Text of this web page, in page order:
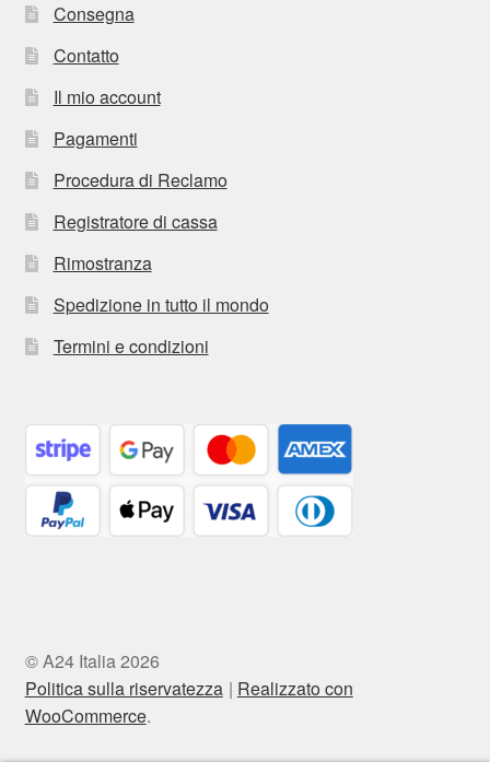
Consegna
Contatto
Il mio account
Pagamenti
Procedura di Reclamo
Registratore di cassa
Rimostranza
Spedizione in tutto il mondo
Termini e condizioni
© A24 Italia 2026
Politica sulla riservatezza
Realizzato con
WooCommerce.